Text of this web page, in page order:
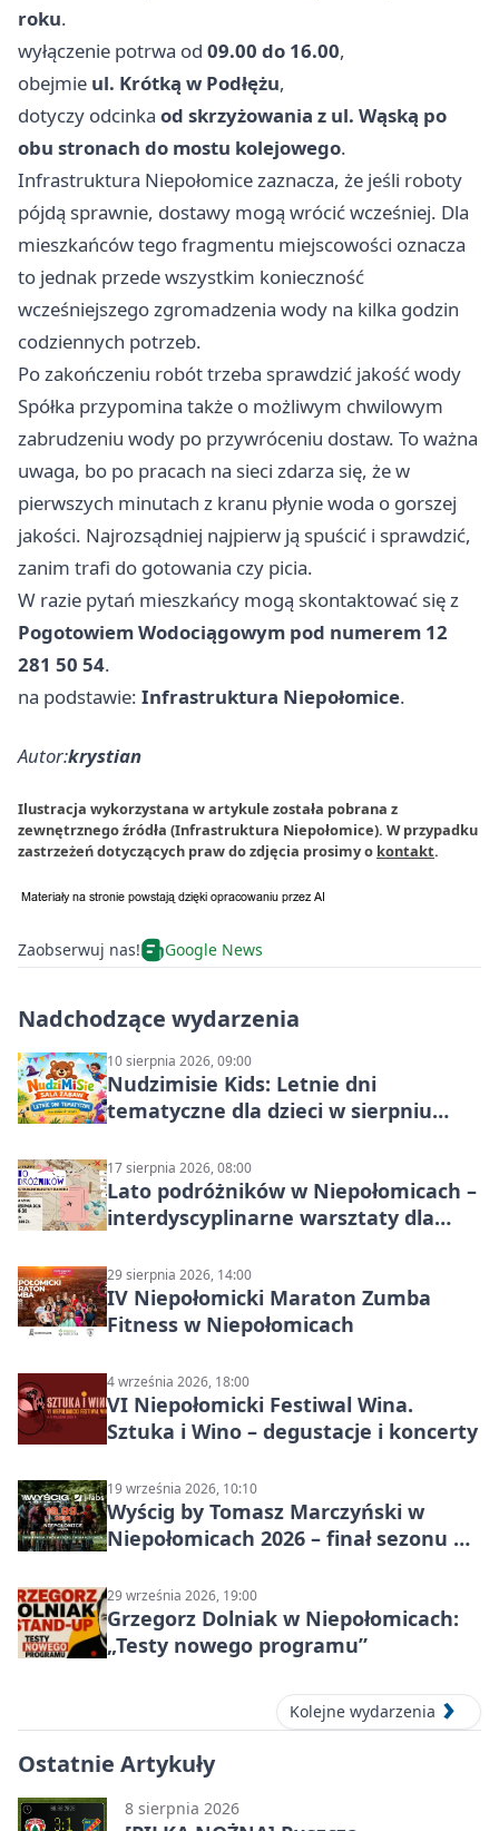
roku.
wyłączenie potrwa od 09.00 do 16.00,
obejmie ul. Krótką w Podłężu,
dotyczy odcinka od skrzyżowania z ul. Wąską po
obu stronach do mostu kolejowego.
Infrastruktura Niepołomice zaznacza, że jeśli roboty
pójdą sprawnie, dostawy mogą wrócić wcześniej. Dla
mieszkańców tego fragmentu miejscowości oznacza
to jednak przede wszystkim konieczność
wcześniejszego zgromadzenia wody na kilka godzin
codziennych potrzeb.
Po zakończeniu robót trzeba sprawdzić jakość wody
Spółka przypomina także o możliwym chwilowym
zabrudzeniu wody po przywróceniu dostaw. To ważna
uwaga, bo po pracach na sieci zdarza się, że w
pierwszych minutach z kranu płynie woda o gorszej
jakości. Najrozsądniej najpierw ją spuścić i sprawdzić,
zanim trafi do gotowania czy picia.
W razie pytań mieszkańcy mogą skontaktować się z
Pogotowiem Wodociągowym pod numerem 12
281 50 54.
na podstawie: Infrastruktura Niepołomice.
Autor:krystian
Ilustracja wykorzystana w artykule została pobrana z
zewnętrznego źródła (Infrastruktura Niepołomice). W przypadku
zastrzeżeń dotyczących praw do zdjęcia prosimy o kontakt.
Zaobserwuj nas! Google News
Nadchodzące wydarzenia
10 sierpnia 2026, 09:00
Nudzimisie Kids: Letnie dni
tematyczne dla dzieci w sierpniu
17 sierpnia 2026, 08:00
Lato podróżników w Niepołomicach –
interdyscyplinarne warsztaty dla
29 sierpnia 2026, 14:00
IV Niepołomicki Maraton Zumba
Fitness w Niepołomicach
4 września 2026, 18:00
VI Niepołomicki Festiwal Wina.
Sztuka i Wino – degustacje i koncerty
19 września 2026, 10:10
Wyścig by Tomasz Marczyński w
Niepołomicach 2026 – finał sezonu na
29 września 2026, 19:00
Grzegorz Dolniak w Niepołomicach:
„Testy nowego programu”
Kolejne wydarzenia
Ostatnie Artykuły
8 sierpnia 2026